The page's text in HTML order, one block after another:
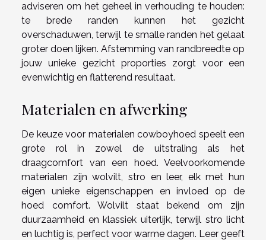
adviseren om het geheel in verhouding te houden:
te brede randen kunnen het gezicht
overschaduwen, terwijl te smalle randen het gelaat
groter doen lijken. Afstemming van randbreedte op
jouw unieke gezicht proporties zorgt voor een
evenwichtig en flatterend resultaat.
Materialen en afwerking
De keuze voor materialen cowboyhoed speelt een
grote rol in zowel de uitstraling als het
draagcomfort van een hoed. Veelvoorkomende
materialen zijn wolvilt, stro en leer, elk met hun
eigen unieke eigenschappen en invloed op de
hoed comfort. Wolvilt staat bekend om zijn
duurzaamheid en klassiek uiterlijk, terwijl stro licht
en luchtig is, perfect voor warme dagen. Leer geeft